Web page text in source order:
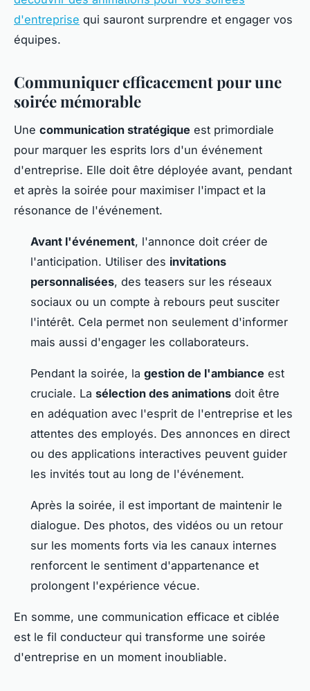
d'entreprise qui sauront surprendre et engager vos
équipes.
Communiquer efficacement pour une
soirée mémorable
Une communication stratégique est primordiale
pour marquer les esprits lors d'un événement
d'entreprise. Elle doit être déployée avant, pendant
et après la soirée pour maximiser l'impact et la
résonance de l'événement.
Avant l'événement, l'annonce doit créer de
l'anticipation. Utiliser des invitations
personnalisées, des teasers sur les réseaux
sociaux ou un compte à rebours peut susciter
l'intérêt. Cela permet non seulement d'informer
mais aussi d'engager les collaborateurs.
Pendant la soirée, la gestion de l'ambiance est
cruciale. La sélection des animations doit être
en adéquation avec l'esprit de l'entreprise et les
attentes des employés. Des annonces en direct
ou des applications interactives peuvent guider
les invités tout au long de l'événement.
Après la soirée, il est important de maintenir le
dialogue. Des photos, des vidéos ou un retour
sur les moments forts via les canaux internes
renforcent le sentiment d'appartenance et
prolongent l'expérience vécue.
En somme, une communication efficace et ciblée
est le fil conducteur qui transforme une soirée
d'entreprise en un moment inoubliable.